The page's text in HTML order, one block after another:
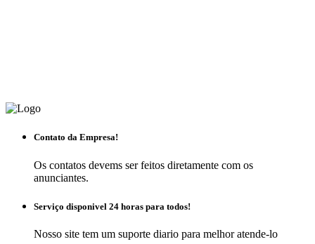
Contato da Empresa!
Os contatos devems ser feitos diretamente com os
anunciantes.
Serviço disponivel 24 horas para todos!
Nosso site tem um suporte diario para melhor atende-lo